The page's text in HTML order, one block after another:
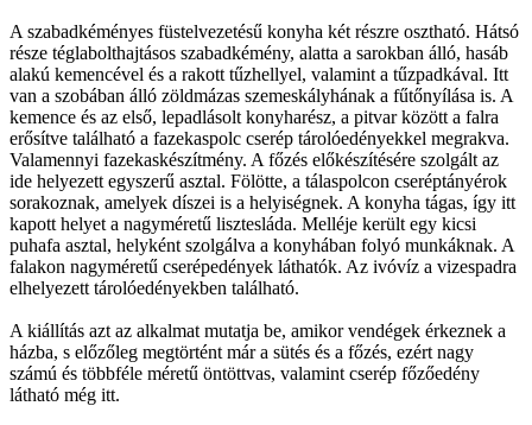
A szabadkéményes füstelvezetésű konyha két részre osztható. Hátsó
része téglabolthajtásos szabadkémény, alatta a sarokban álló, hasáb
alakú kemencével és a rakott tűzhellyel, valamint a tűzpadkával. Itt
van a szobában álló zöldmázas szemeskályhának a fűtőnyílása is. A
kemence és az első, lepadlásolt konyharész, a pitvar között a falra
erősítve található a fazekaspolc cserép tárolóedényekkel megrakva.
Valamennyi fazekaskészítmény. A főzés előkészítésére szolgált az
ide helyezett egyszerű asztal. Fölötte, a tálaspolcon cseréptányérok
sorakoznak, amelyek díszei is a helyiségnek. A konyha tágas, így itt
kapott helyet a nagyméretű lisztesláda. Melléje került egy kicsi
puhafa asztal, helyként szolgálva a konyhában folyó munkáknak. A
falakon nagyméretű cserépedények láthatók. Az ivóvíz a vizespadra
elhelyezett tárolóedényekben található.
A kiállítás azt az alkalmat mutatja be, amikor vendégek érkeznek a
házba, s előzőleg megtörtént már a sütés és a főzés, ezért nagy
számú és többféle méretű öntöttvas, valamint cserép főzőedény
látható még itt.